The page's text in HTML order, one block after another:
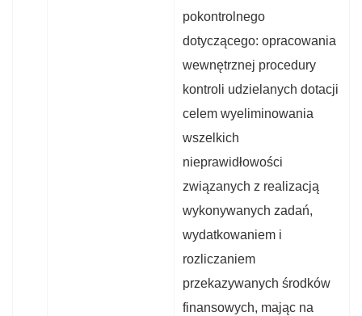
pokontrolnego
dotyczącego: opracowania
wewnętrznej procedury
kontroli udzielanych dotacji
celem wyeliminowania
wszelkich
nieprawidłowości
związanych z realizacją
wykonywanych zadań,
wydatkowaniem i
rozliczaniem
przekazywanych środków
finansowych, mając na